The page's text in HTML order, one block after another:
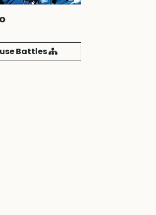
Battles